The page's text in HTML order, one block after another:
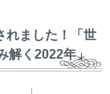
ました！「世
解く2022年」